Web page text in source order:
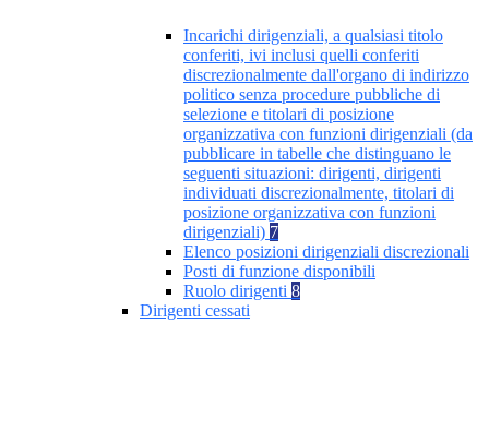
Incarichi dirigenziali, a qualsiasi titolo
conferiti, ivi inclusi quelli conferiti
discrezionalmente dall'organo di indirizzo
politico senza procedure pubbliche di
selezione e titolari di posizione
organizzativa con funzioni dirigenziali (da
pubblicare in tabelle che distinguano le
seguenti situazioni: dirigenti, dirigenti
individuati discrezionalmente, titolari di
posizione organizzativa con funzioni
dirigenziali) 7
Elenco posizioni dirigenziali discrezionali
Posti di funzione disponibili
Ruolo dirigenti 8
Dirigenti cessati